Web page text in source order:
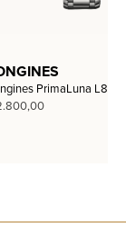
PrimaLuna